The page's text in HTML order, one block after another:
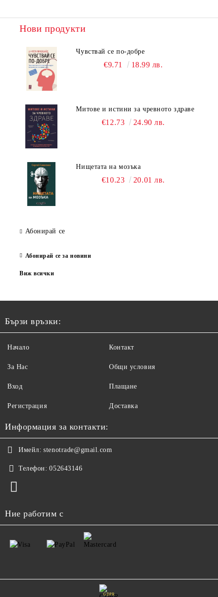
Нови продукти
Чувствай се по-добре
€9.71 18.99 лв.
Митове и истини за чревното здраве
€12.73 24.90 лв.
Нищетата на мозъка
€10.23 20.01 лв.
Абонирай се
Абонирай се за новини
Виж всички
Бързи връзки:
Начало
За Нас
Вход
Регистрация
Контакт
Общи условия
Плащане
Доставка
Информация за контакти:
Имейл: stenotrade@gmail.com
Телефон: 052643146
Ние работим с
GDPR